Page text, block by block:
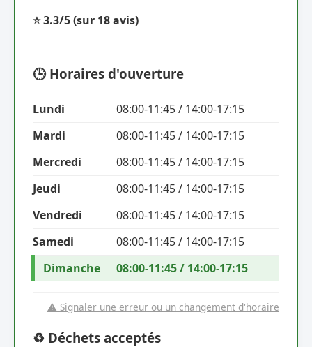
⭐ 3.3/5(sur 18 avis)
🕒 Horaires d'ouverture
Lundi
08:00-11:45 / 14:00-17:15
Mardi
08:00-11:45 / 14:00-17:15
Mercredi
08:00-11:45 / 14:00-17:15
Jeudi
08:00-11:45 / 14:00-17:15
Vendredi
08:00-11:45 / 14:00-17:15
Samedi
08:00-11:45 / 14:00-17:15
Dimanche
08:00-11:45 / 14:00-17:15
⚠️ Signaler une erreur ou un changement d'horaire
♻️ Déchets acceptés